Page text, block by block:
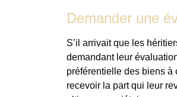
Demander une
S’il arrivait que les
demandant leur
préférentielle des biens à
recevoir la part qui leur